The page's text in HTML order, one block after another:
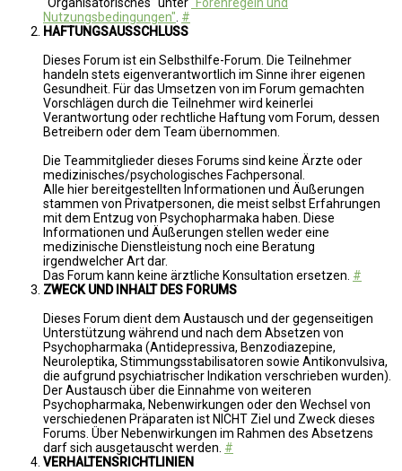
"Organisatorisches" unter"Forenregeln und
Nutzungsbedingungen". #
HAFTUNGSAUSSCHLUSS
Dieses Forum ist ein Selbsthilfe-Forum. Die Teilnehmer
handeln stets eigenverantwortlich im Sinne ihrer eigenen
Gesundheit. Für das Umsetzen von im Forum gemachten
Vorschlägen durch die Teilnehmer wird keinerlei
Verantwortung oder rechtliche Haftung vom Forum, dessen
Betreibern oder dem Team übernommen.
Die Teammitglieder dieses Forums sind keine Ärzte oder
medizinisches/psychologisches Fachpersonal.
Alle hier bereitgestellten Informationen und Äußerungen
stammen von Privatpersonen, die meist selbst Erfahrungen
mit dem Entzug von Psychopharmaka haben. Diese
Informationen und Äußerungen stellen weder eine
medizinische Dienstleistung noch eine Beratung
irgendwelcher Art dar.
Das Forum kann keine ärztliche Konsultation ersetzen. #
ZWECK UND INHALT DES FORUMS
Dieses Forum dient dem Austausch und der gegenseitigen
Unterstützung während und nach dem Absetzen von
Psychopharmaka (Antidepressiva, Benzodiazepine,
Neuroleptika, Stimmungsstabilisatoren sowie Antikonvulsiva,
die aufgrund psychiatrischer Indikation verschrieben wurden).
Der Austausch über die Einnahme von weiteren
Psychopharmaka, Nebenwirkungen oder den Wechsel von
verschiedenen Präparaten ist NICHT Ziel und Zweck dieses
Forums. Über Nebenwirkungen im Rahmen des Absetzens
darf sich ausgetauscht werden. #
VERHALTENSRICHTLINIEN